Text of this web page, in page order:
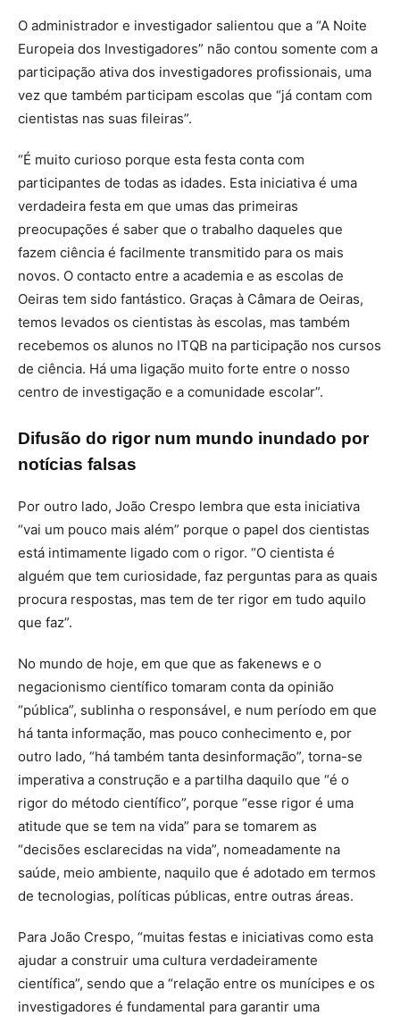
O administrador e investigador salientou que a “A Noite
Europeia dos Investigadores” não contou somente com a
participação ativa dos investigadores profissionais, uma
vez que também participam escolas que “já contam com
cientistas nas suas fileiras”.
“É muito curioso porque esta festa conta com
participantes de todas as idades. Esta iniciativa é uma
verdadeira festa em que umas das primeiras
preocupações é saber que o trabalho daqueles que
fazem ciência é facilmente transmitido para os mais
novos. O contacto entre a academia e as escolas de
Oeiras tem sido fantástico. Graças à Câmara de Oeiras,
temos levados os cientistas às escolas, mas também
recebemos os alunos no ITQB na participação nos cursos
de ciência. Há uma ligação muito forte entre o nosso
centro de investigação e a comunidade escolar”.
Difusão do rigor num mundo inundado por
notícias falsas
Por outro lado, João Crespo lembra que esta iniciativa
“vai um pouco mais além” porque o papel dos cientistas
está intimamente ligado com o rigor. “O cientista é
alguém que tem curiosidade, faz perguntas para as quais
procura respostas, mas tem de ter rigor em tudo aquilo
que faz”.
No mundo de hoje, em que que as fakenews e o
negacionismo científico tomaram conta da opinião
“pública”, sublinha o responsável, e num período em que
há tanta informação, mas pouco conhecimento e, por
outro lado, “há também tanta desinformação”, torna-se
imperativa a construção e a partilha daquilo que “é o
rigor do método científico”, porque “esse rigor é uma
atitude que se tem na vida” para se tomarem as
“decisões esclarecidas na vida”, nomeadamente na
saúde, meio ambiente, naquilo que é adotado em termos
de tecnologias, políticas públicas, entre outras áreas.
Para João Crespo, “muitas festas e iniciativas como esta
ajudar a construir uma cultura verdadeiramente
científica”, sendo que a “relação entre os munícipes e os
investigadores é fundamental para garantir uma